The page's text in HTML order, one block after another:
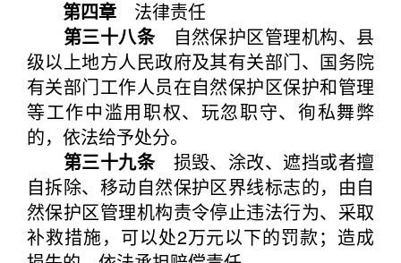
第四章 法律责任
第三十八条自然保护区管理机构、县
级以上地方人民政府及其有关部门、国务院
有关部门工作人员在自然保护区保护和管理
等工作中滥用职权、玩忽职守、徇私舞弊
的，依法给予处分。
第三十九条损毁、涂改、遮挡或者擅
自拆除、移动自然保护区界线标志的，由自
然保护区管理机构责令停止违法行为、采取
补救措施，可以处2万元以下的罚款；造成